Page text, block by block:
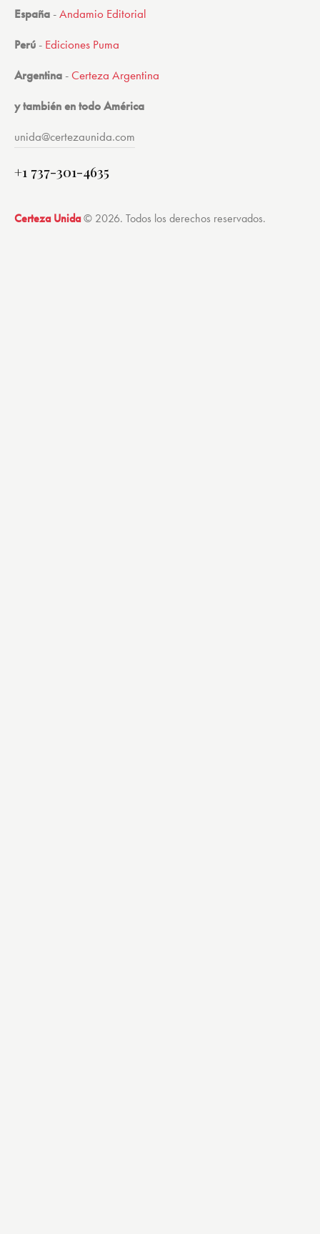
España -Andamio Editorial
Perú - Ediciones Puma
Argentina -Certeza Argentina
y también en todo América
unida@certezaunida.com
+1 737-301-4635
Certeza Unida© 2026. Todos los derechos reservados.